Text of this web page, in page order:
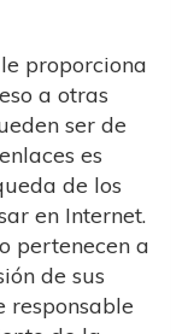
proporciona
a otras
ser de
es
de los
en Internet.
pertenecen a
de sus
responsable